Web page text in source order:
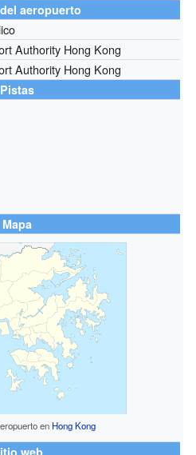
aeropuerto
Authority Hong Kong
Authority Hong Kong
Pistas
Mapa
en Hong Kong
web